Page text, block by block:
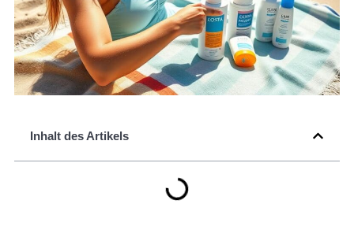
Inhalt des Artikels